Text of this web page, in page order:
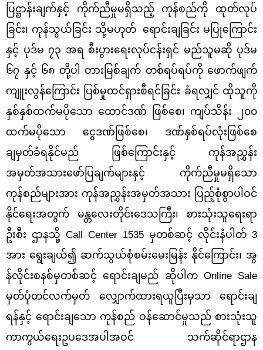
ပြဋ္ဌာန်းချက်နှင့် ကိုက်ညီမှုမရှိသည့် ကုန်စည်ကို ထုတ်လုပ်
ခြင်း၊ ကုန်သွယ်ခြင်း သို့မဟုတ် ရောင်းချခြင်း မပြုကြောင်း
နှင့် ပုဒ်မ ၇၃ အရ စီးပွားရေးလုပ်ငန်းရှင် မည်သူမဆို ပုဒ်မ
၆၇ နှင့် ၆၈ တို့ပါ တားမြစ်ချက် တစ်ရပ်ရပ်ကို ဖောက်ဖျက်
ကျူးလွန်ကြောင်း ပြစ်မှုထင်ရှားစီရင်ခြင်း ခံရလျှင် ထိုသူကို
နှစ်နှစ်ထက်မပိုသော ထောင်ဒဏ် ဖြစ်စေ၊ ကျပ်သိန်း ၂၀၀
ထက်မပိုသော ငွေဒဏ်ဖြစ်စေ၊ ဒဏ်နှစ်ရပ်လုံးဖြစ်စေ
ချမှတ်ခံရနိုင်မည် ဖြစ်ကြောင်းနှင့် ကုန်အညွှန်း
အမှတ်အသားဖော်ပြချက်များနှင့် ကိုက်ညီမှုမရှိသော
ကုန်စည်များအား ကုန်အညွှန်းအမှတ်အသား ပြည့်စုံစွာပါဝင်
နိုင်ရေးအတွက် မန္တလေးတိုင်းဒေသကြီး၊ စားသုံးသူရေးရာ
ဦးစီး ဌာနသို့ Call Center 1535 မှတစ်ဆင့် လိုင်းနံပါတ် 3
အား ရွေးချယ်၍ ဆက်သွယ်စုံစမ်းမေးမြန်း နိုင်ကြောင်း၊ အွ
န်လိုင်းစနစ်မှတစ်ဆင့် ရောင်းချမည် ဆိုပါက Online Sale
မှတ်ပုံတင်လက်မှတ် လျှောက်ထားရယူပြီးမှသာ ရောင်းချ
ရန်နှင့် ရောင်းချသော ကုန်စည် ဝန်ဆောင်မှုသည် စားသုံးသူ
ကာကွယ်ရေးဥပဒေအပါအဝင် သက်ဆိုင်ရာဌာန